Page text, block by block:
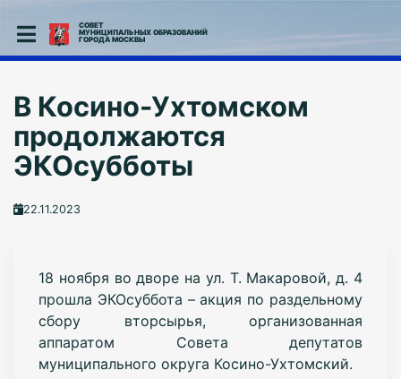
СОВЕТ
МУНИЦИПАЛЬНЫХ ОБРАЗОВАНИЙ
ГОРОДА МОСКВЫ
В Косино-Ухтомском
продолжаются
ЭКОсубботы
22.11.2023
18 ноября во дворе на ул. Т. Макаровой, д. 4
прошла ЭКОсуббота – акция по раздельному
сбору вторсырья, организованная
аппаратом Совета депутатов
муниципального округа Косино-Ухтомский.